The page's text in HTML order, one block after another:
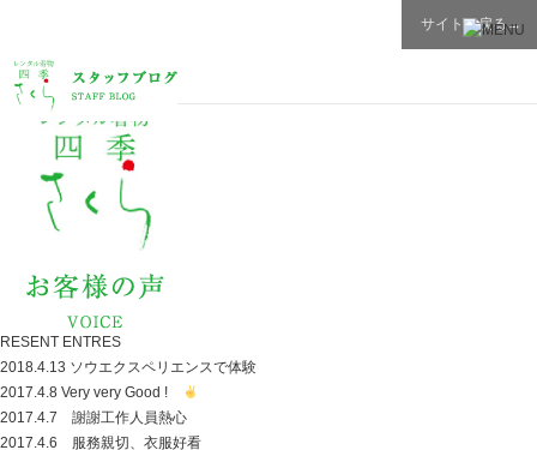
サイトに戻る→
RESENT ENTRES
2018.4.13 ソウエクスペリエンスで体験
2017.4.8 Very very Good !
2017.4.7 謝謝工作人員熱心
2017.4.6 服務親切、衣服好看